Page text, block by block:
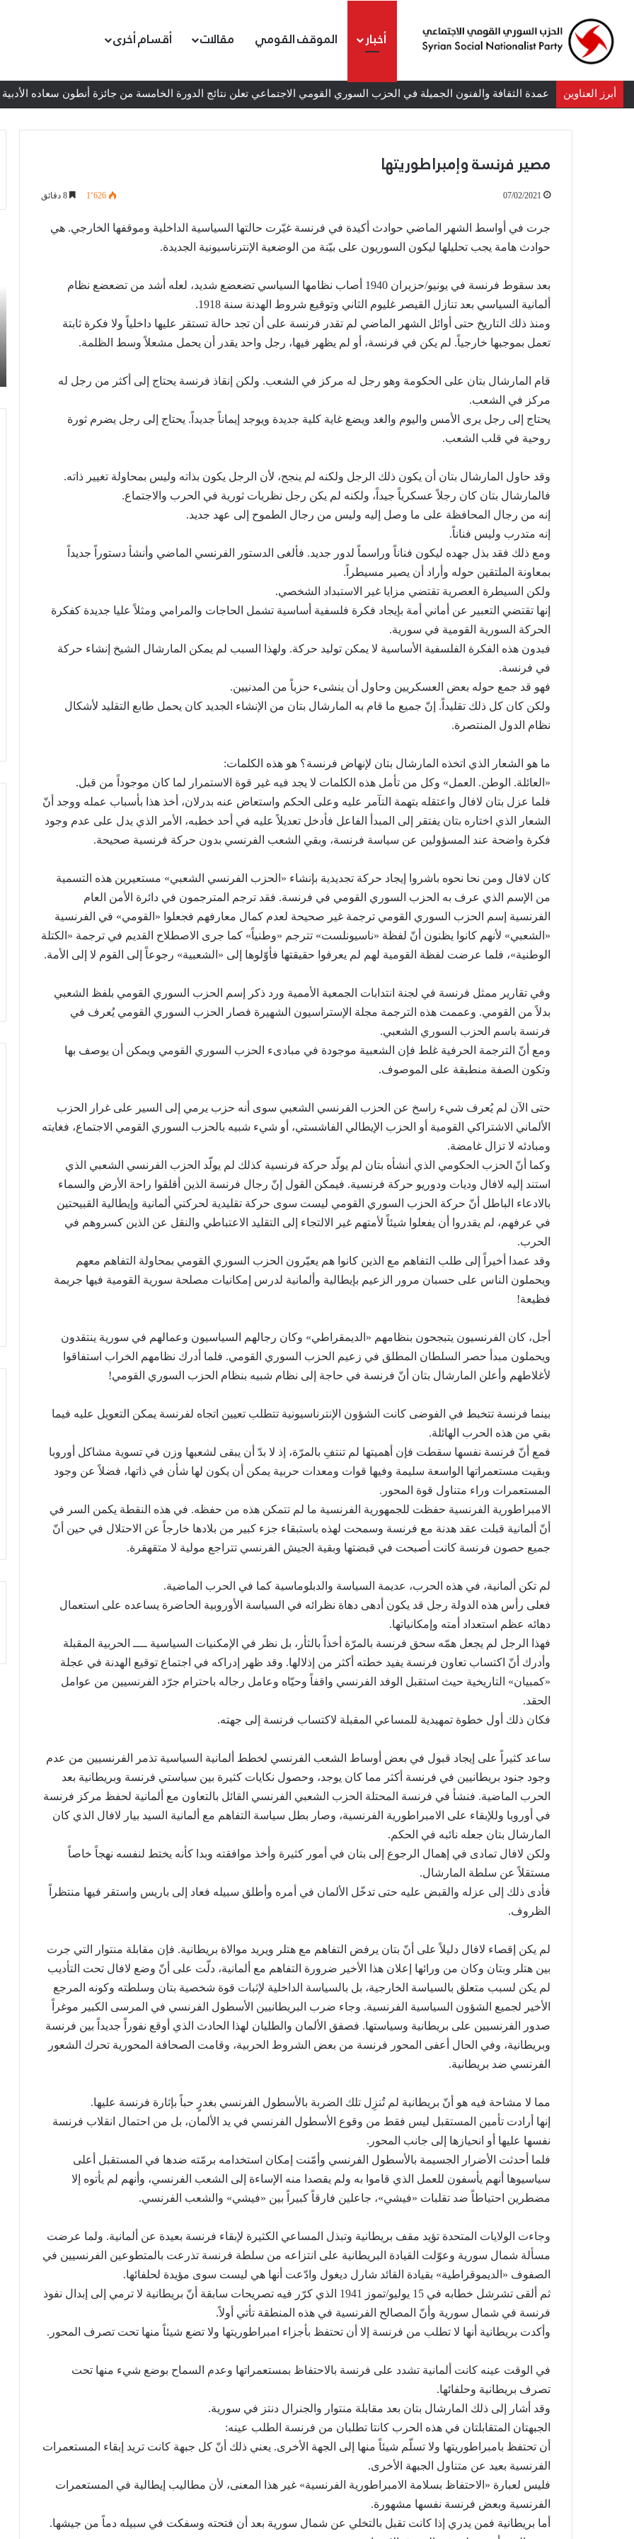
أخبار الموقف القومي مقالات أقسام أخرى
أبرز العناوين عمدة الثقافة والفنون الجميلة في الحزب السوري القومي الاجتماعي تعلن نتائج الدورة الخامسة من جائزة أنطون سعاده الأدبية
مصير فرنسة وإمبراطوريتها
07/02/2021 1٬626
جرت في أواسط الشهر الماضي حوادث أكيدة في فرنسة غيّرت حالتها السياسية الداخلية وموقفها الخارجي. هي
حوادث هامة يجب تحليلها ليكون السوريون على بيّنة من الوضعية الإنترناسيونية الجديدة.
بعد سقوط فرنسة في يونيو/حزيران 1940 أصاب نظامها السياسي تضعضع شديد، لعله أشد من تضعضع نظام
ألمانية السياسي بعد تنازل القيصر غليوم الثاني وتوقيع شروط الهدنة سنة 1918.
ومنذ ذلك التاريخ حتى أوائل الشهر الماضي لم تقدر فرنسة على أن تجد حالة تستقر عليها داخلياً ولا فكرة ثابتة
تعمل بموجبها خارجياً. لم يكن في فرنسة، أو لم يظهر فيها، رجل واحد يقدر أن يحمل مشعلاً وسط الظلمة.
قام المارشال بتان على الحكومة وهو رجل له مركز في الشعب. ولكن إنقاذ فرنسة يحتاج إلى أكثر من رجل له
مركز في الشعب.
يحتاج إلى رجل يرى الأمس واليوم والغد ويضع غاية كلية جديدة ويوجد إيماناً جديداً. يحتاج إلى رجل يضرم ثورة
روحية في قلب الشعب.
وقد حاول المارشال بتان أن يكون ذلك الرجل ولكنه لم ينجح، لأن الرجل يكون بذاته وليس بمحاولة تغيير ذاته.
فالمارشال بتان كان رجلاً عسكرياً جيداً، ولكنه لم يكن رجل نظريات ثورية في الحرب والاجتماع.
إنه من رجال المحافظة على ما وصل إليه وليس من رجال الطموح إلى عهد جديد.
إنه متدرب وليس فناناً.
ومع ذلك فقد بذل جهده ليكون فناناً وراسماً لدور جديد. فألغى الدستور الفرنسي الماضي وأنشأ دستوراً جديداً
بمعاونة الملتقين حوله وأراد أن يصير مسيطراً.
ولكن السيطرة العصرية تقتضي مزايا غير الاستبداد الشخصي.
إنها تقتضي التعبير عن أماني أمة بإيجاد فكرة فلسفية أساسية تشمل الحاجات والمرامي ومثلاً عليا جديدة كفكرة
الحركة السورية القومية في سورية.
فبدون هذه الفكرة الفلسفية الأساسية لا يمكن توليد حركة. ولهذا السبب لم يمكن المارشال الشيخ إنشاء حركة
في فرنسة.
فهو قد جمع حوله بعض العسكريين وحاول أن ينشىء حزباً من المدنيين.
ولكن كان كل ذلك تقليداً. إنّ جميع ما قام به المارشال بتان من الإنشاء الجديد كان يحمل طابع التقليد لأشكال
نظام الدول المنتصرة.
ما هو الشعار الذي اتخذه المارشال بتان لإنهاض فرنسة؟ هو هذه الكلمات:
«العائلة. الوطن. العمل» وكل من تأمل هذه الكلمات لا يجد فيه غير قوة الاستمرار لما كان موجوداً من قبل.
فلما عزل بتان لافال واعتقله بتهمة التآمر عليه وعلى الحكم واستعاض عنه بدرلان، أخذ هذا بأسباب عمله ووجد أنّ
الشعار الذي اختاره بتان يفتقر إلى المبدأ الفاعل فأدخل تعديلاً عليه في أحد خطبه، الأمر الذي يدل على عدم وجود
فكرة واضحة عند المسؤولين عن سياسة فرنسة، وبقي الشعب الفرنسي بدون حركة فرنسية صحيحة.
كان لافال ومن نحا نحوه باشروا إيجاد حركة تجديدية بإنشاء «الحزب الفرنسي الشعبي» مستعيرين هذه التسمية
من الإسم الذي عرف به الحزب السوري القومي في فرنسة. فقد ترجم المترجمون في دائرة الأمن العام
الفرنسية إسم الحزب السوري القومي ترجمة غير صحيحة لعدم كمال معارفهم فجعلوا «القومي» في الفرنسية
«الشعبي» لأنهم كانوا يظنون أنّ لفظة «ناسيونلست» تترجم «وطنياً» كما جرى الاصطلاح القديم في ترجمة «الكتلة
الوطنية»، فلما عرضت لفظة القومية لهم لم يعرفوا حقيقتها فأوّلوها إلى «الشعبية» رجوعاً إلى القوم لا إلى الأمة.
وفي تقارير ممثل فرنسة في لجنة انتدابات الجمعية الأممية ورد ذكر إسم الحزب السوري القومي بلفظ الشعبي
بدلاً من القومي. وعممت هذه الترجمة مجلة الإستراسيون الشهيرة فصار الحزب السوري القومي يُعرف في
فرنسة باسم الحزب السوري الشعبي.
ومع أنّ الترجمة الحرفية غلط فإن الشعبية موجودة في مبادىء الحزب السوري القومي ويمكن أن يوصف بها
وتكون الصفة منطبقة على الموصوف.
حتى الآن لم يُعرف شيء راسخ عن الحزب الفرنسي الشعبي سوى أنه حزب يرمي إلى السير على غرار الحزب
الألماني الاشتراكي القومية أو الحزب الإيطالي الفاشستي، أو شيء شبيه بالحزب السوري القومي الاجتماع، فغايته
ومبادئه لا تزال غامضة.
وكما أنّ الحزب الحكومي الذي أنشأه بتان لم يولّد حركة فرنسية كذلك لم يولّد الحزب الفرنسي الشعبي الذي
استند إليه لافال وديات ودوريو حركة فرنسية. فيمكن القول إنّ رجال فرنسة الذين أقلقوا راحة الأرض والسماء
بالادعاء الباطل أنّ حركة الحزب السوري القومي ليست سوى حركة تقليدية لحركتي ألمانية وإيطالية القبيحتين
في عرفهم، لم يقدروا أن يفعلوا شيئاً لأمتهم غير الالتجاء إلى التقليد الاعتباطي والنقل عن الذين كسروهم في
الحرب.
وقد عمدا أخيراً إلى طلب التفاهم مع الذين كانوا هم يعيّرون الحزب السوري القومي بمحاولة التفاهم معهم
ويحملون الناس على حسبان مرور الزعيم بإيطالية وألمانية لدرس إمكانيات مصلحة سورية القومية فيها جريمة
فظيعة!
أجل، كان الفرنسيون يتبجحون بنظامهم «الديمقراطي» وكان رجالهم السياسيون وعمالهم في سورية ينتقدون
ويحملون مبدأ حصر السلطان المطلق في زعيم الحزب السوري القومي. فلما أدرك نظامهم الخراب استفاقوا
لأغلاطهم وأعلن المارشال بتان أنّ فرنسة في حاجة إلى نظام شبيه بنظام الحزب السوري القومي!
بينما فرنسة تتخبط في الفوضى كانت الشؤون الإنترناسيونية تتطلب تعيين اتجاه لفرنسة يمكن التعويل عليه فيما
بقي من هذه الحرب الهائلة.
فمع أنّ فرنسة نفسها سقطت فإن أهميتها لم تنتفِ بالمرّة، إذ لا بدّ أن يبقى لشعبها وزن في تسوية مشاكل أوروبا
وبقيت مستعمراتها الواسعة سليمة وفيها قوات ومعدات حربية يمكن أن يكون لها شأن في ذاتها، فضلاً عن وجود
المستعمرات وراء متناول قوة المحور.
الامبراطورية الفرنسية حفظت للجمهورية الفرنسية ما لم تتمكن هذه من حفظه. في هذه النقطة يكمن السر في
أنّ ألمانية قبلت عقد هدنة مع فرنسة وسمحت لهذه باستبقاء جزء كبير من بلادها خارجاً عن الاحتلال في حين أنّ
جميع حصون فرنسة كانت أصبحت في قبضتها وبقية الجيش الفرنسي تتراجع مولية لا متقهقرة.
لم تكن ألمانية، في هذه الحرب، عديمة السياسة والدبلوماسية كما في الحرب الماضية.
فعلى رأس هذه الدولة رجل قد يكون أدهى دهاة نظرائه في السياسة الأوروبية الحاضرة يساعده على استعمال
دهائه عظم استعداد أمته وإمكانياتها.
فهذا الرجل لم يجعل همّه سحق فرنسة بالمرّة أخذاً بالثأر، بل نظر في الإمكنيات السياسية ــــ الحربية المقبلة
وأدرك أنّ اكتساب تعاون فرنسة يفيد خطته أكثر من إذلالها. وقد ظهر إدراكه في اجتماع توقيع الهدنة في عجلة
«كمبيان» التاريخية حيث استقبل الوفد الفرنسي واقفاً وحيّاه وعامل رجاله باحترام جرّد الفرنسيين من عوامل
الحقد.
فكان ذلك أول خطوة تمهيدية للمساعي المقبلة لاكتساب فرنسة إلى جهته.
ساعد كثيراً على إيجاد قبول في بعض أوساط الشعب الفرنسي لخطط ألمانية السياسية تذمر الفرنسيين من عدم
وجود جنود بريطانيين في فرنسة أكثر مما كان يوجد، وحصول نكايات كثيرة بين سياستي فرنسة وبريطانية بعد
الحرب الماضية. فنشأ في فرنسة المحتلة الحزب الشعبي الفرنسي القائل بالتعاون مع ألمانية لحفظ مركز فرنسة
في أوروبا وللإبقاء على الامبراطورية الفرنسية، وصار بطل سياسة التفاهم مع ألمانية السيد بيار لافال الذي كان
المارشال بتان جعله نائبه في الحكم.
ولكن لافال تمادى في إهمال الرجوع إلى بتان في أمور كثيرة وأخذ موافقته وبدا كأنه يختط لنفسه نهجاً خاصاً
مستقلاً عن سلطة المارشال.
فأدى ذلك إلى عزله والقبض عليه حتى تدخّل الألمان في أمره وأطلق سبيله فعاد إلى باريس واستقر فيها منتظراً
الظروف.
لم يكن إقصاء لافال دليلاً على أنّ بتان يرفض التفاهم مع هتلر ويريد موالاة بريطانية. فإن مقابلة منتوار التي جرت
بين هتلر وبتان وكان من ورائها إعلان هذا الأخير ضرورة التفاهم مع ألمانية، دلّت على أنّ وضع لافال تحت التأديب
لم يكن لسبب متعلق بالسياسة الخارجية، بل بالسياسة الداخلية لإثبات قوة شخصية بتان وسلطته وكونه المرجع
الأخير لجميع الشؤون السياسية الفرنسية. وجاء ضرب البريطانيين الأسطول الفرنسي في المرسى الكبير موغراً
صدور الفرنسيين على بريطانية وسياستها. فصفق الألمان والطليان لهذا الحادث الذي أوقع نفوراً جديداً بين فرنسة
وبريطانية، وفي الحال أعفى المحور فرنسة من بعض الشروط الحربية، وقامت الصحافة المحورية تحرك الشعور
الفرنسي ضد بريطانية.
مما لا مشاحة فيه هو أنّ بريطانية لم تُنزِل تلك الضربة بالأسطول الفرنسي بغدرٍ حباً بإثارة فرنسة عليها.
إنها أرادت تأمين المستقبل ليس فقط من وقوع الأسطول الفرنسي في يد الألمان، بل من احتمال انقلاب فرنسة
نفسها عليها أو انحيازها إلى جانب المحور.
فلما أحدثت الأضرار الجسيمة بالأسطول الفرنسي وأمّنت إمكان استخدامه برمّته ضدها في المستقبل أعلى
سياسيوها أنهم يأسفون للعمل الذي قاموا به ولم يقصدا منه الإساءة إلى الشعب الفرنسي، وأنهم لم يأتوه إلا
مضطرين احتياطاً ضد تقلبات «فيشي»، جاعلين فارقاً كبيراً بين «فيشي» والشعب الفرنسي.
وجاءت الولايات المتحدة تؤيد مقف بريطانية وتبذل المساعي الكثيرة لإبقاء فرنسة بعيدة عن ألمانية. ولما عرضت
مسألة شمال سورية وعوّلت القيادة البريطانية على انتزاعه من سلطة فرنسة تذرعت بالمتطوعين الفرنسيين في
الصفوف «الديموقراطية» بقيادة القائد شارل ديغول وادّعت أنها هي ليست سوى مؤيدة لحلفائها.
ثم ألقى تشرشل خطابه في 15 يوليو/تموز 1941 الذي كرّر فيه تصريحات سابقة أنّ بريطانية لا ترمي إلى إبدال نفوذ
فرنسة في شمال سورية وأنّ المصالح الفرنسية في هذه المنطقة تأتي أولاً.
وأكدت بريطانية أنها لا تطلب من فرنسة إلا أن تحتفظ بأجزاء امبراطوريتها ولا تضع شيئاً منها تحت تصرف المحور.
في الوقت عينه كانت ألمانية تشدد على فرنسة بالاحتفاظ بمستعمراتها وعدم السماح بوضع شيء منها تحت
تصرف بريطانية وحلفائها.
وقد أشار إلى ذلك المارشال بتان بعد مقابلة منتوار والجنرال دنتز في سورية.
الجبهتان المتقابلتان في هذه الحرب كانتا تطلبان من فرنسة الطلب عينه:
أن تحتفظ بامبراطوريتها ولا تسلّم شيئاً منها إلى الجهة الأخرى. يعني ذلك أنّ كل جبهة كانت تريد إبقاء المستعمرات
الفرنسية بعيد عن متناول الجبهة الأخرى.
فليس لعبارة «الاحتفاظ بسلامة الامبراطورية الفرنسية» غير هذا المعنى، لأن مطاليب إيطالية في المستعمرات
الفرنسية وبعض فرنسة نفسها مشهورة.
أما بريطانية فمن يدري إذا كانت تقبل بالتخلي عن شمال سورية بعد أن فتحته وسفكت في سبيله دماً من جيشها.
الشيوعي
والقومي:
والتحرير
الشيوعي والقومي: للتغيير والتحرير
الثقافة
الجميلة
في
الحزب
السوري
القومي
نتائج
الخامسة
سعاده
الأدبية
31/07/2026
عمدة الثقافة والفنون الجميلة في الحزب السوري
القومي الاجتماعي تعلن نتائج الدورة الخامسة من
جائزة أنطون سعاده الأدبية
القوميّ
الاجتماعيّ
في
ذكرى
مجزرة
حلبا:
يحقّق
العدالة
للشّهداء
10/05/2022
الحزب السوّريّ القوميّ الاجتماعيّ في ذكرى
مجزرة حلبا: وحده الحساب يحقّق العدالة
للشّهداء
لرفض
الكابيتال
كونترول
الحزب يدعو لرفض الكابيتال كونترول